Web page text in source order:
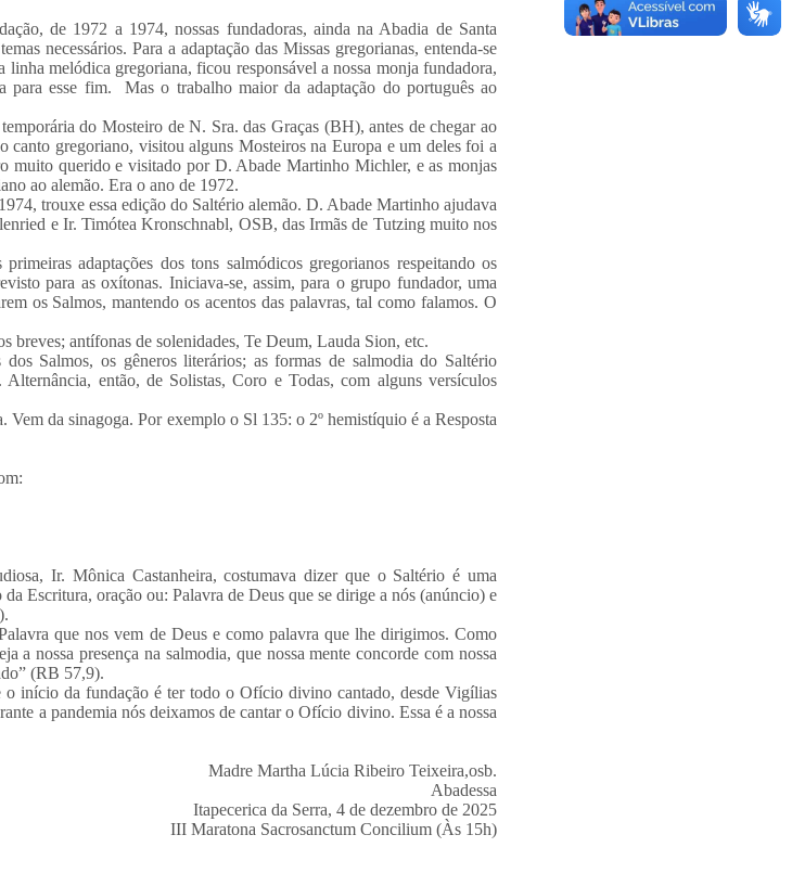
de 1972 a 1974, nossas fundadoras, ainda na Abadia de Santa
necessários. Para a adaptação das Missas gregorianas, entenda-se
linha melódica gregoriana, ficou responsável a nossa monja fundadora,
para esse fim. Mas o trabalho maior da adaptação do português ao
do Mosteiro de N. Sra. das Graças (BH), antes de chegar ao
canto gregoriano, visitou alguns Mosteiros na Europa e um deles foi a
muito querido e visitado por D. Abade Martinho Michler, e as monjas
ao alemão. Era o ano de 1972.
trouxe essa edição do Saltério alemão. D. Abade Martinho ajudava
e Ir. Timótea Kronschnabl, OSB, das Irmãs de Tutzing muito nos
adaptações dos tons salmódicos gregorianos respeitando os
para as oxítonas. Iniciava-se, assim, para o grupo fundador, uma
os Salmos, mantendo os acentos das palavras, tal como falamos. O
breves; antífonas de solenidades, Te Deum, Lauda Sion, etc.
Salmos, os gêneros literários; as formas de salmodia do Saltério
então, de Solistas, Coro e Todas, com alguns versículos
Vem da sinagoga. Por exemplo o Sl 135: o 2º hemistíquio é a Resposta
Ir. Mônica Castanheira, costumava dizer que o Saltério é uma
Escritura, oração ou: Palavra de Deus que se dirige a nós (anúncio) e
que nos vem de Deus e como palavra que lhe dirigimos. Como
a nossa presença na salmodia, que nossa mente concorde com nossa
(RB 57,9).
o início da fundação é ter todo o Ofício divino cantado, desde Vigílias
a pandemia nós deixamos de cantar o Ofício divino. Essa é a nossa
Madre Martha Lúcia Ribeiro Teixeira,osb.
Abadessa
Itapecerica da Serra, 4 de dezembro de 2025
III Maratona Sacrosanctum Concilium (Às 15h)